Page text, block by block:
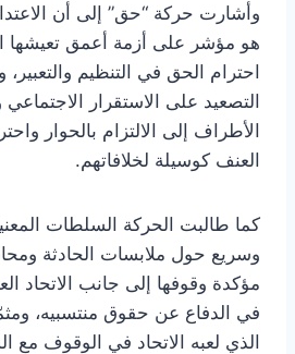
وأشارت حركة “حق” إلى أن
هو مؤشر على أزمة أعمق تعيشها
احترام الحق في التنظيم
التصعيد على الاستقرار
الأطراف إلى الالتزام بالحوار
العنف كوسيلة لخلافاتهم.
كما طالبت الحركة السلطات
وسريع حول ملابسات الحادثة
مؤكدة وقوفها إلى جانب الاتحاد
في الدفاع عن حقوق منتسبيه،
الذي لعبه الاتحاد في الوقوف